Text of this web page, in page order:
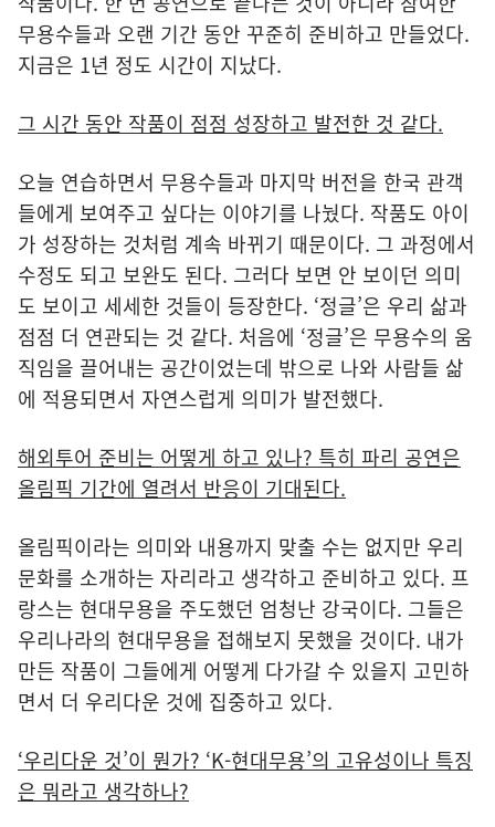
무용수들과 오랜 기간 동안 꾸준히 준비하고 만들었다.
지금은 1년 정도 시간이 지났다.
그 시간 동안 작품이 점점 성장하고 발전한 것 같다.
오늘 연습하면서 무용수들과 마지막 버전을 한국 관객
들에게 보여주고 싶다는 이야기를 나눴다. 작품도 아이
가 성장하는 것처럼 계속 바뀌기 때문이다. 그 과정에서
수정도 되고 보완도 된다. 그러다 보면 안 보이던 의미
도 보이고 세세한 것들이 등장한다. ‘정글’은 우리 삶과
점점 더 연관되는 것 같다. 처음에 ‘정글’은 무용수의 움
직임을 끌어내는 공간이었는데 밖으로 나와 사람들 삶
에 적용되면서 자연스럽게 의미가 발전했다.
해외투어 준비는 어떻게 하고 있나? 특히 파리 공연은
올림픽 기간에 열려서 반응이 기대된다.
올림픽이라는 의미와 내용까지 맞출 수는 없지만 우리
문화를 소개하는 자리라고 생각하고 준비하고 있다. 프
랑스는 현대무용을 주도했던 엄청난 강국이다. 그들은
우리나라의 현대무용을 접해보지 못했을 것이다. 내가
만든 작품이 그들에게 어떻게 다가갈 수 있을지 고민하
면서 더 우리다운 것에 집중하고 있다.
‘우리다운 것’이 뭔가? ‘K-현대무용’의 고유성이나 특징
은 뭐라고 생각하나?